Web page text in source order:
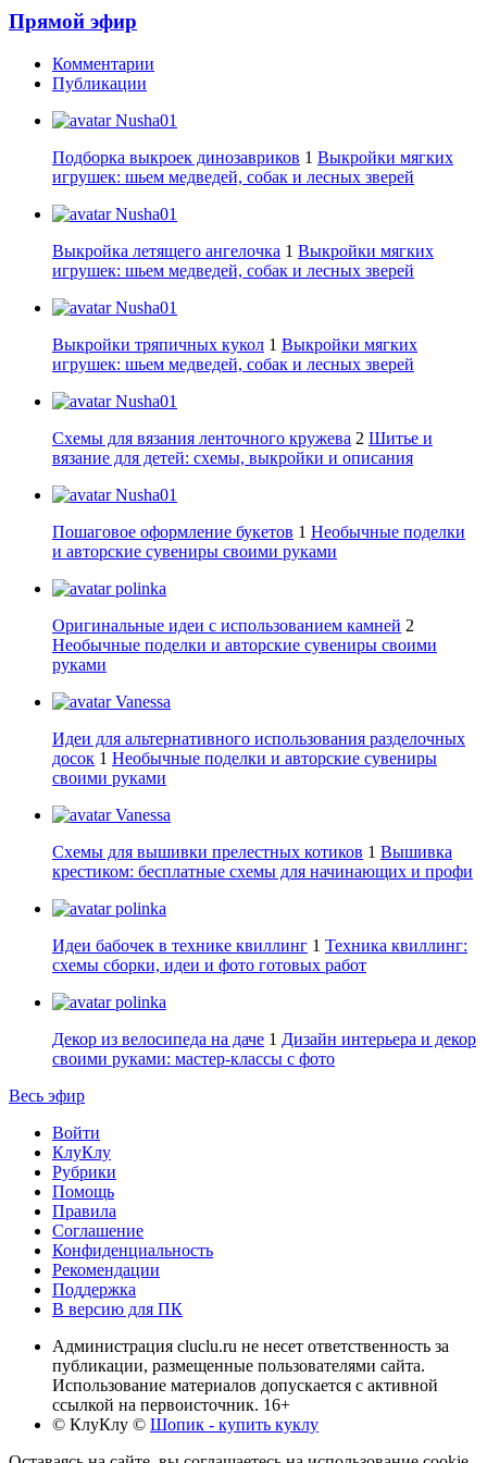
Прямой эфир
Комментарии
Публикации
Nusha01
Подборка выкроек динозавриков 1 Выкройки мягких
игрушек: шьем медведей, собак и лесных зверей
Nusha01
Выкройка летящего ангелочка 1 Выкройки мягких
игрушек: шьем медведей, собак и лесных зверей
Nusha01
Выкройки тряпичных кукол 1 Выкройки мягких
игрушек: шьем медведей, собак и лесных зверей
Nusha01
Схемы для вязания ленточного кружева 2 Шитье и
вязание для детей: схемы, выкройки и описания
Nusha01
Пошаговое оформление букетов 1 Необычные поделки
и авторские сувениры своими руками
polinka
Оригинальные идеи с использованием камней 2
Необычные поделки и авторские сувениры своими
руками
Vanessa
Идеи для альтернативного использования разделочных
досок 1 Необычные поделки и авторские сувениры
своими руками
Vanessa
Схемы для вышивки прелестных котиков 1 Вышивка
крестиком: бесплатные схемы для начинающих и профи
polinka
Идеи бабочек в технике квиллинг 1 Техника квиллинг:
схемы сборки, идеи и фото готовых работ
polinka
Декор из велосипеда на даче 1 Дизайн интерьера и декор
своими руками: мастер-классы с фото
Весь эфир
Войти
КлуКлу
Рубрики
Помощь
Правила
Соглашение
Конфиденциальность
Рекомендации
Поддержка
В версию для ПК
Администрация cluclu.ru не несет ответственность за
публикации, размещенные пользователями сайта.
Использование материалов допускается с активной
ссылкой на первоисточник. 16+
© КлуКлу © Шопик - купить куклу